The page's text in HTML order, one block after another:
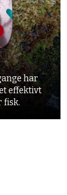
har
effektivt
fisk.